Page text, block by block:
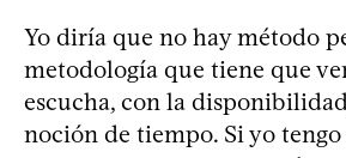
Yo diría que no hay método
metodología que tiene que
escucha, con la
noción de tiempo. Si yo